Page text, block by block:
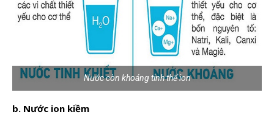
Nước còn khoáng tinh thể ion
b. Nước ion kiềm